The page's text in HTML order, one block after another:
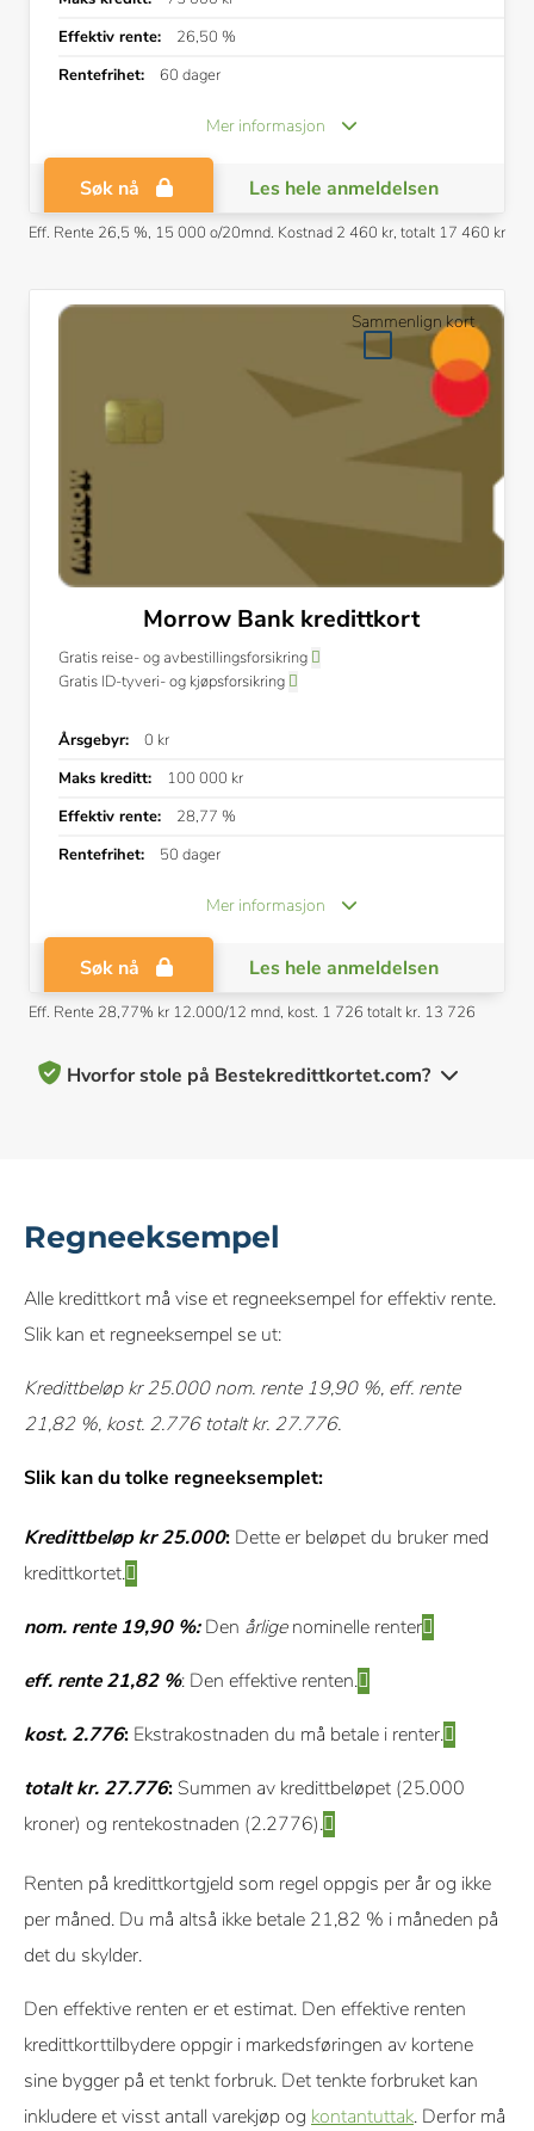
Effektiv rente:
26,50 %
Rentefrihet:
60 dager
Mer informasjon
Søk nå
Annonslenke
Les hele anmeldelsen
Eff. Rente 26,5 %, 15 000 o/20mnd. Kostnad 2 460 kr, totalt 17 460 kr
Morrow Bank kredittkort
Gratis reise- og avbestillingsforsikring
Gratis ID-tyveri- og kjøpsforsikring
Årsgebyr:
0 kr
Maks kreditt:
100 000 kr
Effektiv rente:
28,77 %
Rentefrihet:
50 dager
Mer informasjon
Søk nå
Annonslenke
Les hele anmeldelsen
Sammenlign kort
Eff. Rente 28,77% kr 12.000/12 mnd, kost. 1 726 totalt kr. 13 726
Hvorfor stole på Bestekredittkortet.com?
Objektive & omfattende vurderingskriterier
Vårt innhold om kredittkort, inkludert vurderinger og
anbefalinger, kontrolleres av et team av skribenter og redaktører
eller klikker via våre lenker. Dette gjør det mulig for oss å tilby
tjenesten kostnadsfritt, men påvirker ikke våre vurderinger,
Regneeksempel
Alle kredittkort må vise et regneeksempel for effektiv rente.
Slik kan et regneeksempel se ut:
Kredittbeløp kr 25.000 nom. rente 19,90 %, eff. rente
21,82 %, kost. 2.776 totalt kr. 27.776.
Slik kan du tolke regneeksemplet:
Kredittbeløp kr 25.000: Dette er beløpet du bruker med
kredittkortet.
nom. rente 19,90 %:Den årligenominelle renter
eff. rente 21,82 %: Den effektive renten.
kost. 2.776: Ekstrakostnaden du må betale i renter.
totalt kr. 27.776: Summen av kredittbeløpet (25.000
kroner) og rentekostnaden (2.2776).
Renten på kredittkortgjeld som regel oppgis per år og ikke
per måned. Du må altså ikke betale 21,82 % i måneden på
det du skylder.
Den effektive renten er et estimat. Den effektive renten
kredittkorttilbydere oppgir i markedsføringen av kortene
sine bygger på et tenkt forbruk. Det tenkte forbruket kan
inkludere et visst antall varekjøp og kontantuttak. Derfor må